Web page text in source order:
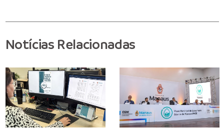
Notícias Relacionadas